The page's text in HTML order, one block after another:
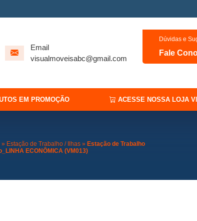
Email
visualmoveisabc@gmail.com
Dúvidas e
Fale
EM PROMOÇÃO ACESSE NOSSA LOJA
» Estação de Trabalho / Ilhas » Estação de Trabalho
ECONÔMICA (VM013)